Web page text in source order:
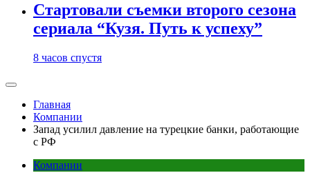
Стартовали съемки второго сезона
сериала “Кузя. Путь к успеху”
8 часов спустя
Главная
Компании
Запад усилил давление на турецкие банки, работающие
с РФ
Компании